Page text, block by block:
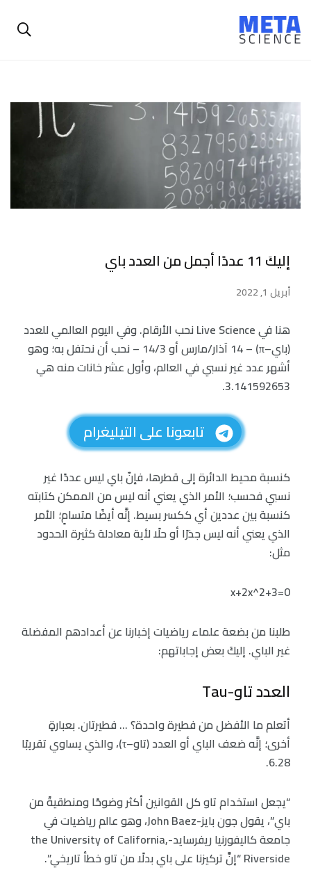
إليكَ 11 عددًا أجمل من العدد باي
أبريل 1, 2022
هنا في Live Science نحب الأرقام. وفي اليوم العالمي للعدد
(باي–π) – 14 آذار/مارس أو 14/3 – نحب أن نحتفل به؛ وهو
أشهر عدد غير نسبي في العالم، وأول عشر خانات منه هي
3.141592653.
تابعونا على التيليغرام
كنسبة محيط الدائرة إلى قطرها، فإنّ باي ليس عددًا غير
نسبي فحسب؛ الأمر الذي يعني أنه ليس من الممكن كتابته
كنسبة بين عددين أي ككسر بسيط. إنَّه أيضًا متسامٍ؛ الأمر
الذي يعني أنه ليس جذرًا أو حلًا لأية معادلة كثيرة الحدود
مثل:
x+2x^2+3=0
طلبنا من بضعة علماء رياضيات إخبارنا عن أعدادهم المفضلة
غير الباي. إليكَ بعض إجاباتهم:
العدد تاو-Tau
أتعلم ما الأفضل من فطيرة واحدة؟ … فطيرتان. بعبارةٍ
أخرى؛ إنَّه ضعف الباي أو العدد (تاو–τ)، والذي يساوي تقريبًا
6.28.
“يجعل استخدام تاو كل القوانين أكثر وضوحًا ومنطقيةً من
باي”، يقول جون بايز-John Baez، وهو عالم رياضيات في
جامعة كاليفورنيا ريفرسايد-the University of California,
Riverside “إنَّ تركيزنا على باي بدلًا من تاو خطأ تاريخي”.